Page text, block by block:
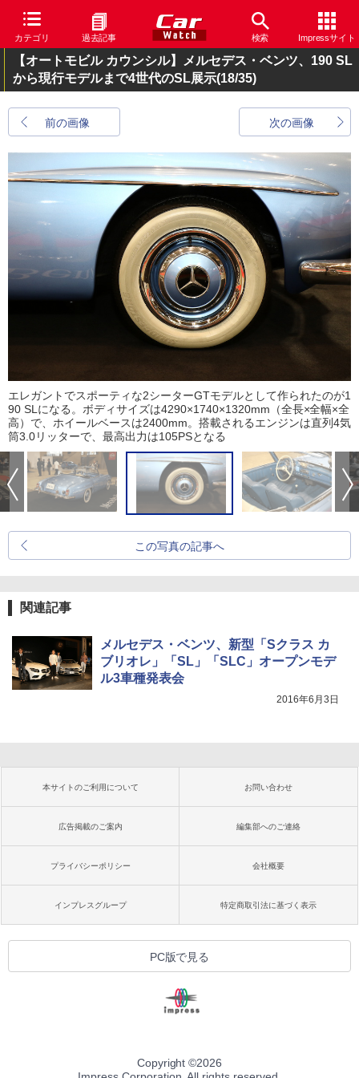
カテゴリ 過去記事 検索 Impressサイト
【オートモビル カウンシル】メルセデス・ベンツ、190 SL
から現行モデルまで4世代のSL展示(18/35)
前の画像 次の画像
エレガントでスポーティな2シーターGTモデルとして作られたのが1
90 SLになる。ボディサイズは4290×1740×1320mm（全長×全幅×全
高）で、ホイールベースは2400mm。搭載されるエンジンは直列4気
筒3.0リッターで、最高出力は105PSとなる
この写真の記事へ
関連記事
メルセデス・ベンツ、新型「Sクラス カ
ブリオレ」「SL」「SLC」オープンモデ
ル3車種発表会
2016年6月3日
本サイトのご利用について お問い合わせ
広告掲載のご案内 編集部へのご連絡
プライバシーポリシー 会社概要
インプレスグループ 特定商取引法に基づく表示
PC版で見る
Copyright ©2026